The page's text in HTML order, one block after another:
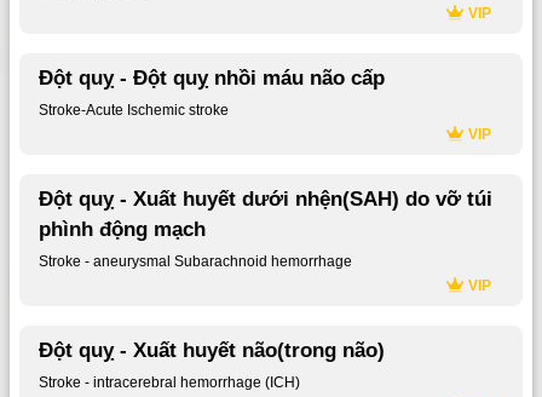
VIP
Đột quỵ - Đột quỵ nhồi máu não cấp
Stroke-Acute Ischemic stroke
VIP
Đột quỵ - Xuất huyết dưới nhện(SAH) do vỡ túi
phình động mạch
Stroke - aneurysmal Subarachnoid hemorrhage
VIP
Đột quỵ - Xuất huyết não(trong não)
Stroke - intracerebral hemorrhage (ICH)